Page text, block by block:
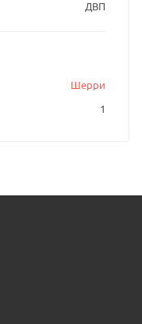
ДВП
Шерри
1